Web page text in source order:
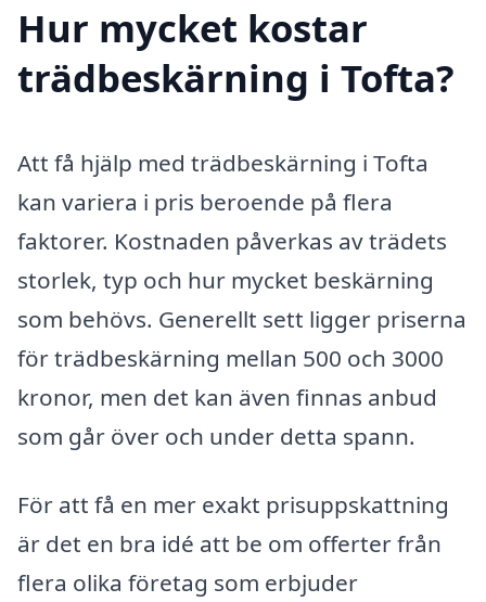
Hur mycket kostar
trädbeskärning i Tofta?
Att få hjälp med trädbeskärning i Tofta
kan variera i pris beroende på flera
faktorer. Kostnaden påverkas av trädets
storlek, typ och hur mycket beskärning
som behövs. Generellt sett ligger priserna
för trädbeskärning mellan 500 och 3000
kronor, men det kan även finnas anbud
som går över och under detta spann.
För att få en mer exakt prisuppskattning
är det en bra idé att be om offerter från
flera olika företag som erbjuder